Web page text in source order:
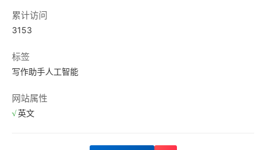
累计访问
3153
标签
写作助手人工智能
网站属性
英文